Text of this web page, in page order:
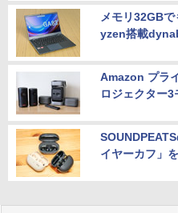
メモリ32GB
yzen搭載
Amazon プラ
ロジェクター
イヤーカフ」